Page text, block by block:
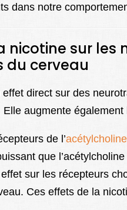
dans notre
nicotine sur
du cerveau
direct sur des
augmente
de l’acétylcholine
que
sur les récepteurs
Ces effets de la